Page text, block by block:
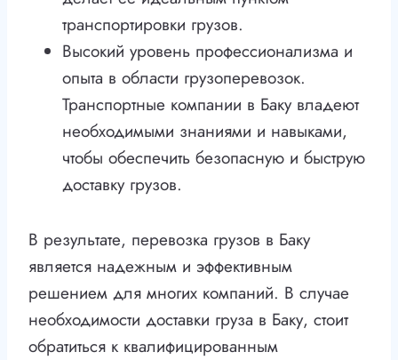
транспортировки грузов.
Высокий уровень профессионализма и
опыта в области грузоперевозок.
Транспортные компании в Баку владеют
необходимыми знаниями и навыками,
чтобы обеспечить безопасную и быструю
доставку грузов.
В результате, перевозка грузов в Баку
является надежным и эффективным
решением для многих компаний. В случае
необходимости доставки груза в Баку, стоит
обратиться к квалифицированным